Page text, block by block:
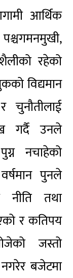
आर्थिक
रहेको
विद्यमान
गर्दै उनले
नचाहेको
पुनले
तथा
र कतिपय
जस्तो
बजेटमा